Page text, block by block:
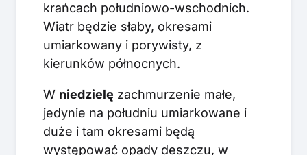
krańcach południowo-wschodnich.
Wiatr będzie słaby, okresami
umiarkowany i porywisty, z
kierunków północnych.
W niedzielę zachmurzenie małe,
jedynie na południu umiarkowane i
duże i tam okresami będą
występować opady deszczu, w